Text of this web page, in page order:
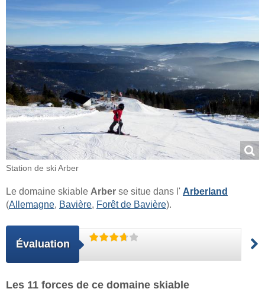
Station de ski Arber
Le domaine skiable Arber se situe dans l' Arberland
(Allemagne, Bavière, Forêt de Bavière).
Évaluation
Les 11 forces de ce domaine skiable